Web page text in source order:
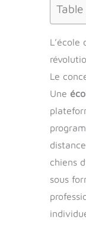
L’école
Le
Une
chiens
sous